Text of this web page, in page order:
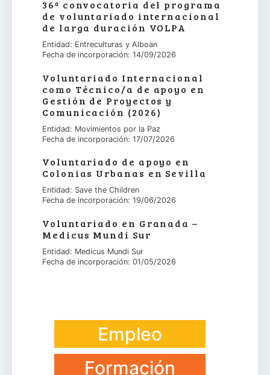
36ª convocatoria del programa
de voluntariado internacional
de larga duración VOLPA
Entidad: Entreculturas y Alboan
Fecha de incorporación: 14/09/2026
Voluntariado Internacional
como Técnico/a de apoyo en
Gestión de Proyectos y
Comunicación (2026)
Entidad: Movimientos por la Paz
Fecha de incorporación: 17/07/2026
Voluntariado de apoyo en
Colonias Urbanas en Sevilla
Entidad: Save the Children
Fecha de incorporación: 19/06/2026
Voluntariado en Granada –
Medicus Mundi Sur
Entidad: Medicus Mundi Sur
Fecha de incorporación: 01/05/2026
Empleo
Formación